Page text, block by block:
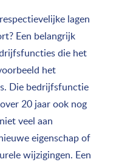
lagen
Een belangrijk
die het
het
Die bedrijfsfunctie
20 jaar ook nog
veel aan
eigenschap of
wijzigingen. Een